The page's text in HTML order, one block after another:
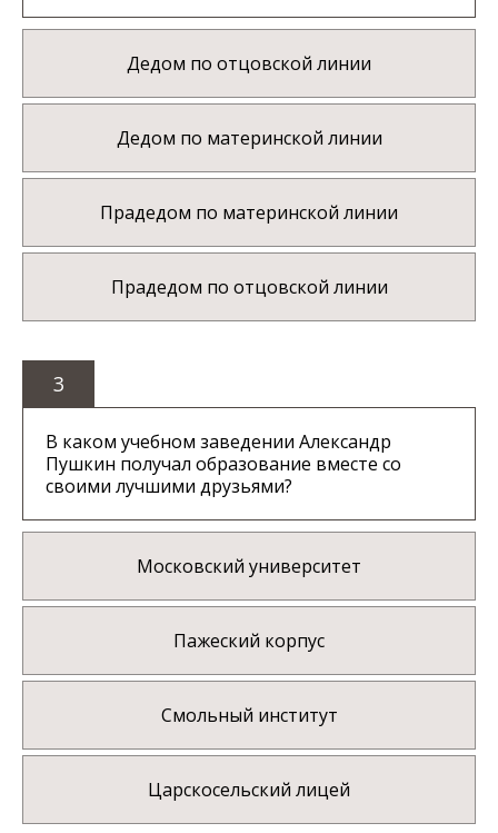
Дедом по отцовской линии
Дедом по материнской линии
Прадедом по материнской линии
Прадедом по отцовской линии
3
В каком учебном заведении Александр
Пушкин получал образование вместе со
своими лучшими друзьями?
Московский университет
Пажеский корпус
Смольный институт
Царскосельский лицей